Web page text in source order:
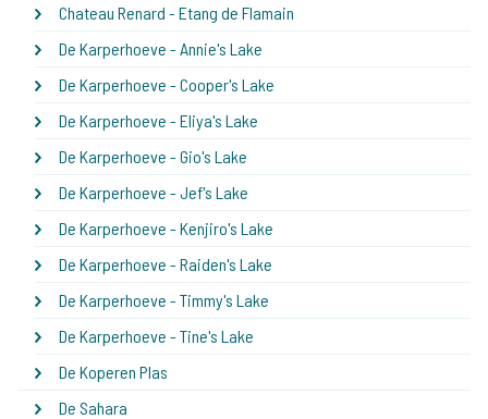
Chateau Renard - Etang de Flamain
De Karperhoeve - Annie's Lake
De Karperhoeve - Cooper's Lake
De Karperhoeve - Eliya's Lake
De Karperhoeve - Gio's Lake
De Karperhoeve - Jef's Lake
De Karperhoeve - Kenjiro's Lake
De Karperhoeve - Raiden's Lake
De Karperhoeve - Timmy's Lake
De Karperhoeve - Tine's Lake
De Koperen Plas
De Sahara